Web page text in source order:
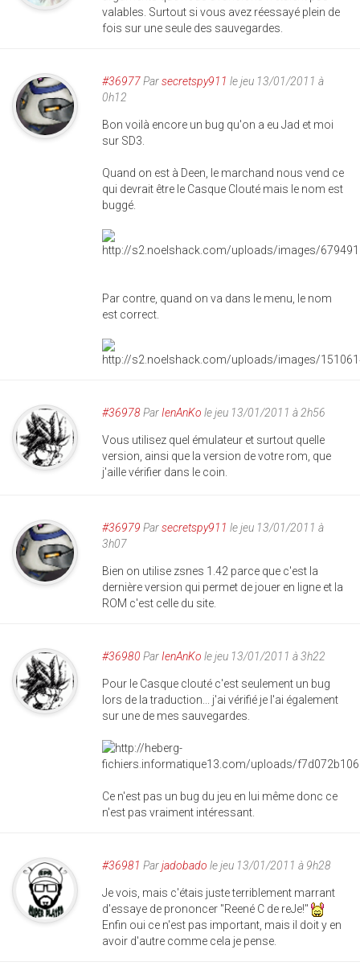
valables. Surtout si vous avez réessayé plein de
fois sur une seule des sauvegardes.
#36977Parsecretspy911 le jeu 13/01/2011 à
0h12
Bon voilà encore un bug qu'on a eu Jad et moi
sur SD3.
Quand on est à Deen, le marchand nous vend ce
qui devrait être le Casque Clouté mais le nom est
buggé.
Par contre, quand on va dans le menu, le nom
est correct.
#36978Par IenAnKo le jeu 13/01/2011 à 2h56
Vous utilisez quel émulateur et surtout quelle
version, ainsi que la version de votre rom, que
j'aille vérifier dans le coin.
#36979 Parsecretspy911 le jeu 13/01/2011 à
3h07
Bien on utilise zsnes 1.42 parce que c'est la
dernière version qui permet de jouer en ligne et la
ROM c'est celle du site.
#36980 Par IenAnKo le jeu 13/01/2011 à 3h22
Pour le Casque clouté c'est seulement un bug
lors de la traduction... j'ai vérifié je l'ai également
sur une de mes sauvegardes.
Ce n'est pas un bug du jeu en lui même donc ce
n'est pas vraiment intéressant.
#36981 Parjadobado le jeu 13/01/2011 à 9h28
Je vois, mais c'étais juste terriblement marrant
d'essaye de prononcer "Reené C de reJe!"
Enfin oui ce n'est pas important, mais il doit y en
avoir d'autre comme cela je pense.